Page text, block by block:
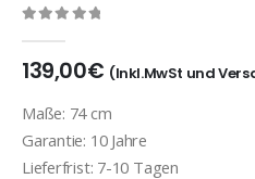
139,00€ (Inkl.MwSt und
Maße: 74 cm
Garantie: 10 Jahre
Lieferfrist: 7-10 Tagen